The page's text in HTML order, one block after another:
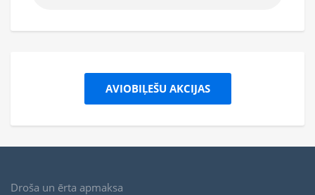
AVIOBIĻEŠU AKCIJAS
Droša un ērta apmaksa